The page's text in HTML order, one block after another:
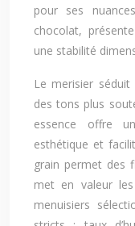
pour ses
chocolat,
une stabilité
Le merisier
des tons plus
essence offre
esthétique et
grain permet des
met en valeur
menuisiers